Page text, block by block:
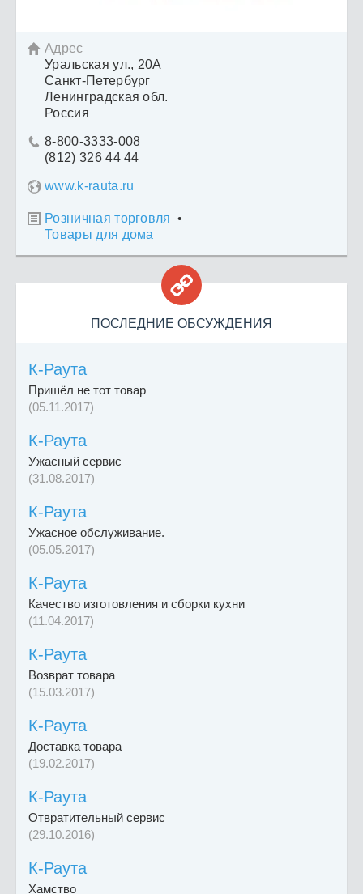
 Адрес
Уральская ул., 20А
Санкт-Петербург
Ленинградская обл.
Россия
 8-800-3333-008
(812) 326 44 44
www.k-rauta.ru
 Розничная торговля •
Товары для дома

ПОСЛЕДНИЕ ОБСУЖДЕНИЯ
К-Раута
Пришёл не тот товар
(05.11.2017)
К-Раута
Ужасный сервис
(31.08.2017)
К-Раута
Ужасное обслуживание.
(05.05.2017)
К-Раута
Качество изготовления и сборки кухни
(11.04.2017)
К-Раута
Возврат товара
(15.03.2017)
К-Раута
Доставка товара
(19.02.2017)
К-Раута
Отвратительный сервис
(29.10.2016)
К-Раута
Хамство